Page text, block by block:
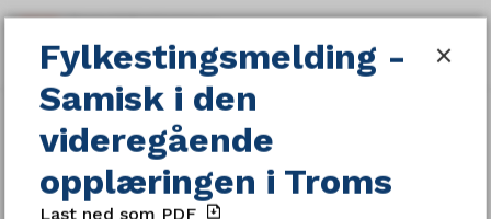
SØK MENY
Gjeldende planer og strategier
Fylkestingsmelding - Samisk i
Fylkestingsmelding -
Samisk i den
videregående
opplæringen i Troms
Last ned som PDF